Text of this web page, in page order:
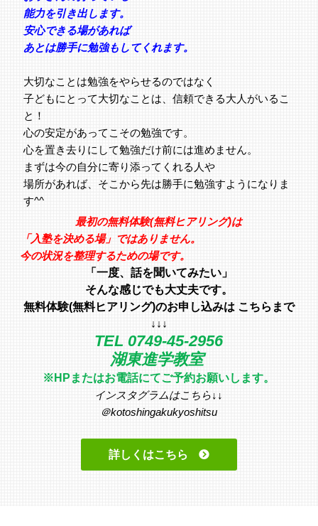
能力を引き出します。
安心できる場があれば
あとは勝手に勉強もしてくれます。
大切なことは勉強をやらせるのではなく
子どもにとって大切なことは、信頼できる大人がいるこ
と！
心の安定があってこその勉強です。
心を置き去りにして勉強だけ前には進めません。
まずは今の自分に寄り添ってくれる人や
場所があれば、そこから先は勝手に勉強すようになりま
す^^
最初の無料体験(無料ヒアリング)は
「入塾を決める場」ではありません。
今の状況を整理するための場です。
「一度、話を聞いてみたい」
そんな感じでも大丈夫です。
無料体験(無料ヒアリング)のお申し込みは こちらまで
↓↓↓
TEL 0749-45-2956
湖東進学教室
※HPまたはお電話にてご予約お願いします。
インスタグラムはこちら↓↓
＠kotoshingakukyoshitsu
詳しくはこちら